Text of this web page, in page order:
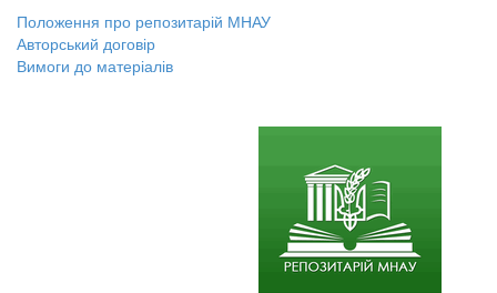
Положення про репозитарій МНАУ
Авторський договір
Вимоги до матеріалів